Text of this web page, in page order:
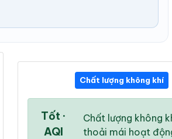
11:00 PM
23 °
12:00 AM
Chất lượng không khí
Tốt ·
AQI
Chất lượng không
thoải mái hoạt